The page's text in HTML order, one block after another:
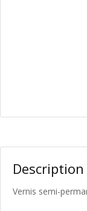
Description
Vernis semi-